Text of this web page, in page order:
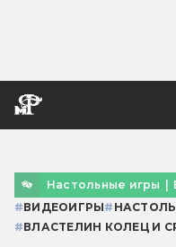
Настольные игры |
#ВИДЕОИГРЫ#
#ВЛАСТЕЛИН КОЛЕЦ И